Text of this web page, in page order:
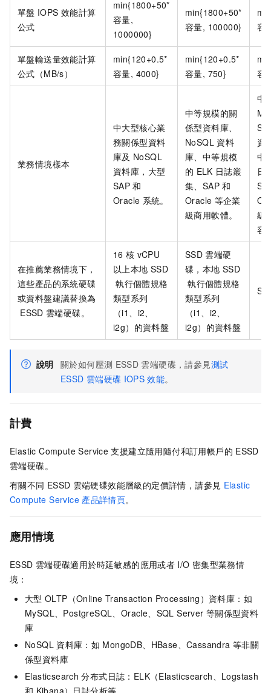
單盤 IOPS 效能計算
公式
min{1800+50*
容量,
1000000}
min{1800+50*
容量, 100000}
容
單盤輸送量效能計算
公式（MB/s）
min{120+0.5*
容量, 4000}
min{120+0.5*
容量, 750}
容
業務情境樣本
中大型核心業
務關係型資料
庫及 NoSQL
資料庫，大型
SAP 和
Oracle 系統。
中等規模的關
係型資料庫、
NoSQL 資料
庫、中等規模
的 ELK 日誌叢
集、SAP 和
Oracle 等企業
級商用軟體。
中
資
中
日
級
容
在推薦業務情境下，
這些產品的系統硬碟
或資料盤建議替換為
ESSD 雲端硬碟。
16 核 vCPU
以上本地 SSD
執行個體規格
類型系列
（i1、i2、
i2g）的資料盤
SSD 雲端硬
碟，本地 SSD
執行個體規格
類型系列
（i1、i2、
i2g）的資料盤
說明 關於如何壓測 ESSD 雲端硬碟，請參見測試
ESSD 雲端硬碟 IOPS 效能。
計費
Elastic Compute Service 支援建立隨用隨付和訂用帳戶的 ESSD
雲端硬碟。
有關不同 ESSD 雲端硬碟效能層級的定價詳情，請參見 Elastic
Compute Service 產品詳情頁。
應用情境
ESSD 雲端硬碟適用於時延敏感的應用或者 I/O 密集型業務情
境：
大型 OLTP（Online Transaction Processing）資料庫：如
MySQL、PostgreSQL、Oracle、SQL Server 等關係型資料
庫
NoSQL 資料庫：如 MongoDB、HBase、Cassandra 等非關
係型資料庫
Elasticsearch 分布式日誌：ELK（Elasticsearch、Logstash